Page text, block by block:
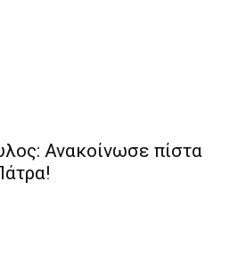
Ανακοίνωσε πίστα